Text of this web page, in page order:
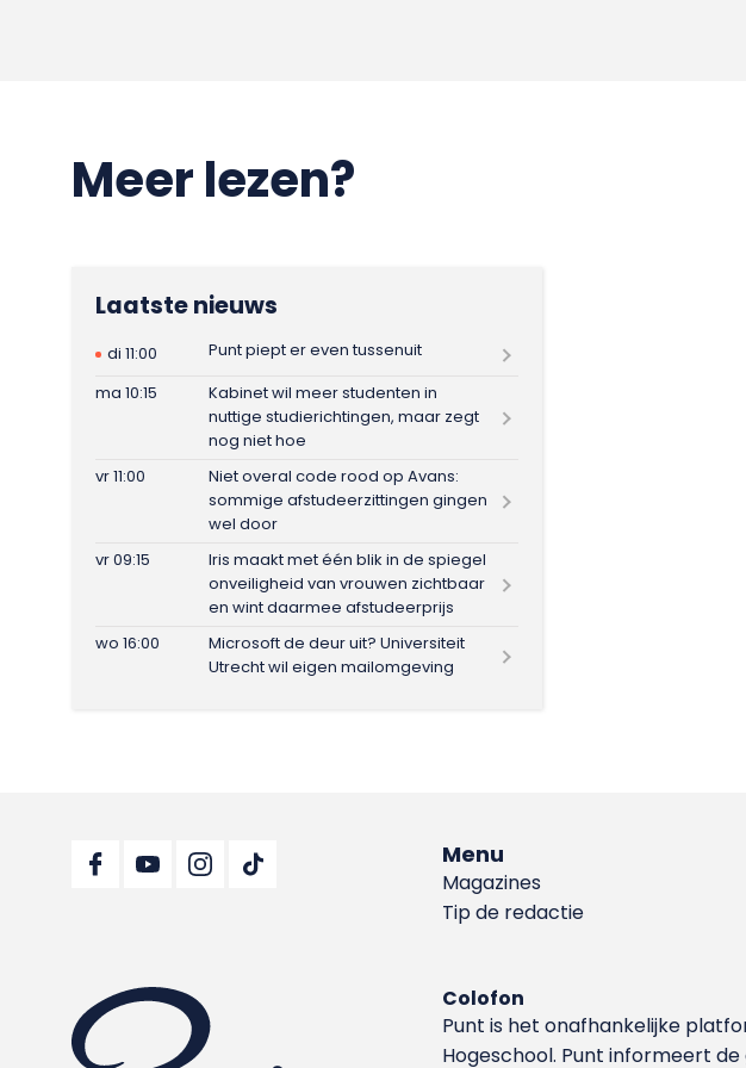
Meer lezen?
Laatste nieuws
di 11:00
Punt piept er even tussenuit
ma 10:15
Kabinet wil meer studenten in
nuttige studierichtingen, maar zegt
nog niet hoe
vr 11:00
Niet overal code rood op Avans:
sommige afstudeerzittingen gingen
wel door
vr 09:15
Iris maakt met één blik in de spiegel
onveiligheid van vrouwen zichtbaar
en wint daarmee afstudeerprijs
wo 16:00
Microsoft de deur uit? Universiteit
Utrecht wil eigen mailomgeving
Menu
Magazines
Tip de redactie
Colofon
Punt is het onafhankelijke
Hoge­school. Punt informeert